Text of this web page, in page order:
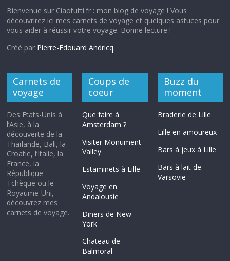
Bienvenue sur Ciaotutti.fr : mon blog de voyage ! Vous
découvrirez ici mes carnets de voyage et quelques astuces pour
vous aider à réussir votre voyage. Bonne lecture !
Créé par Pierre-Edouard Andricq
Carnets de
voyage
Des Etats-Unis à
l’Asie, à la
découverte de la
Thaïlande, Bali, la
Croatie, l’Italie, la
France, la
République
Tchèque ou le
Royaume-Uni,
découvrez mes
carnets de voyage.
Coups de
coeur
Que faire à
Amsterdam ?
Visiter Monument
Valley
Estaminets à Lille
Voyage en
Andalousie
Diners de New-
York
Chateau de
Balmoral
Buzz du
moment
Braderie de Lille
Lille en amoureux
Bars à jeux à Lille
Bars à lait de
Varsovie